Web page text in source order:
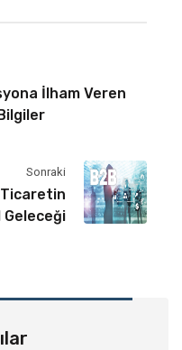
İlham Veren
Sonraki
Geleceği